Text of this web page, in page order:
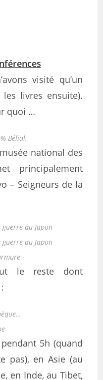
visité qu’un
livres ensuite).
quoi …
Bélial.
national des
principalement
– Seigneurs de la
guerre au Japon
guerre au Japon
le reste dont
5h (quand
pas), en Asie (au
en Inde, au Tibet,